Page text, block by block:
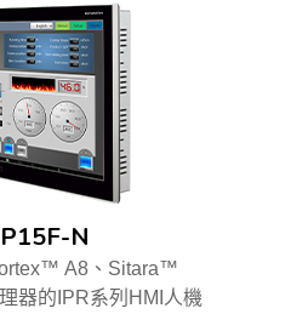
N
A8、Sitara™
器的IPR系列HMI人機